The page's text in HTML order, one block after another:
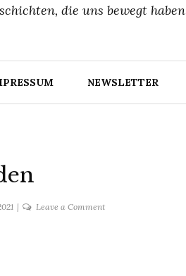
die uns bewegt haben
NEWSLETTER
Leave a Commenton